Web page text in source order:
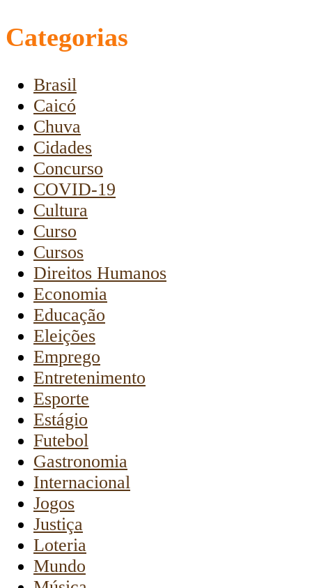
Categorias
Brasil
Caicó
Chuva
Cidades
Concurso
COVID-19
Cultura
Curso
Cursos
Direitos Humanos
Economia
Educação
Eleições
Emprego
Entretenimento
Esporte
Estágio
Futebol
Gastronomia
Internacional
Jogos
Justiça
Loteria
Mundo